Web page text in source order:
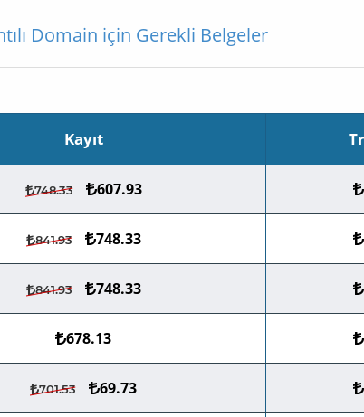
Domain için Gerekli Belgeler
Kayıt
748.33 607.93
841.93 748.33
841.93 748.33
678.13
701.53 69.73